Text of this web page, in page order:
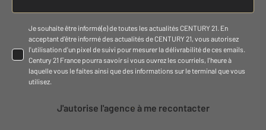
Je souhaite être informé(e) de toutes les actualités CENTURY 21. En
acceptant d'être informé des actualités de CENTURY 21, vous autorisez
l'utilisation d'un pixel de suivi pour mesurer la délivrabilité de ces emails.
Century 21 France pourra savoir si vous ouvrez les courriels, l'heure à
laquelle vous le faites ainsi que des informations sur le terminal que vous
utilisez.
J'autorise l'agence à me recontacter